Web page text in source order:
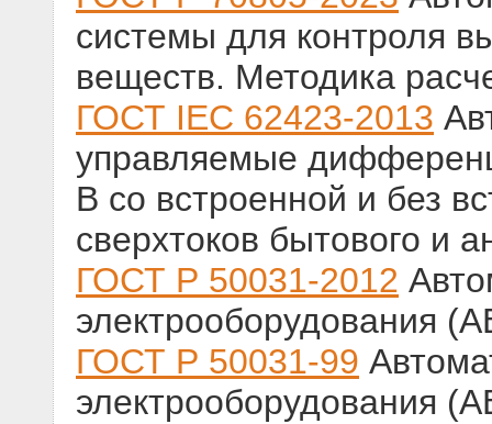
системы для контроля
веществ. Методика
ГОСТ IEC 62423-2013
управляемые
В со встроенной и без
сверхтоков бытового и
ГОСТ Р 50031-2012
электрооборудования
ГОСТ Р 50031-99
электрооборудования